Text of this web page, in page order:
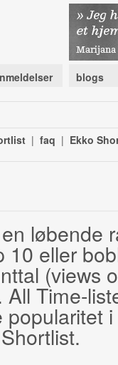
blogs
| faq | Ekko
løbende
eller
(views
Time-